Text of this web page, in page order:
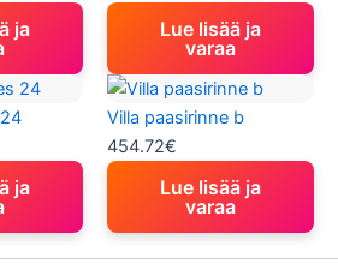
ja
Lue lisää ja
varaa
ja
Villa paasirinne b
454.72€
Lue lisää ja
varaa